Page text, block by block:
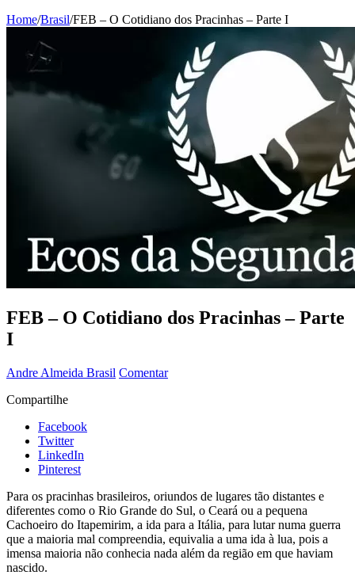
Home/Brasil/FEB – O Cotidiano dos Pracinhas – Parte I
FEB – O Cotidiano dos Pracinhas – Parte
I
Andre Almeida Brasil Comentar
Compartilhe
Facebook
Twitter
LinkedIn
Pinterest
Para os pracinhas brasileiros, oriundos de lugares tão distantes e
diferentes como o Rio Grande do Sul, o Ceará ou a pequena
Cachoeiro do Itapemirim, a ida para a Itália, para lutar numa guerra
que a maioria mal compreendia, equivalia a uma ida à lua, pois a
imensa maioria não conhecia nada além da região em que haviam
nascido.